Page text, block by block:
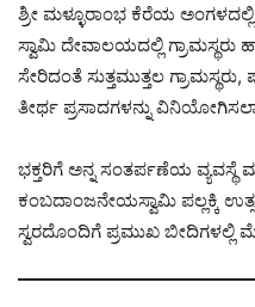
ಶ್ರೀ ಮಳ್ಳೂರಾಂಭ ಕೆರೆಯ
ಸ್ವಾಮಿ ದೇವಾಲಯದಲ್ಲಿ ಗ್ರಾಮಸ್ಥರು
ಸೇರಿದಂತೆ ಸುತ್ತಮುತ್ತಲ
ತೀರ್ಥ ಪ್ರಸಾದಗಳನ್ನು
ಭಕ್ತರಿಗೆ ಅನ್ನ ಸಂತರ್ಪಣೆಯ ವ್ಯವಸ್ಥೆ
ಕಂಬದಾಂಜನೇಯಸ್ವಾಮಿ ಪಲ್ಲಕ್ಕಿ
ಸ್ವರದೊಂದಿಗೆ ಪ್ರಮುಖ